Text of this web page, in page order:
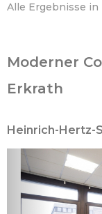
Alle Ergebnisse in
Moderner
Erkrath
Heinrich-Hertz-